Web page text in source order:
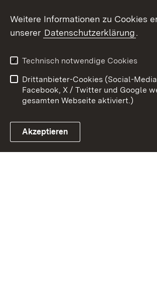
Link zum Landesportal
Kontakt
Datenschutz
Impressum
Cookies
Weitere Informationen zu Cookies
unserer Datenschutzerklärung.
Technisch notwendige Cookies
Drittanbieter-Cookies (Social-
Facebook, X / Twitter und Google
gesamten Webseite aktiviert.)
Akzeptieren